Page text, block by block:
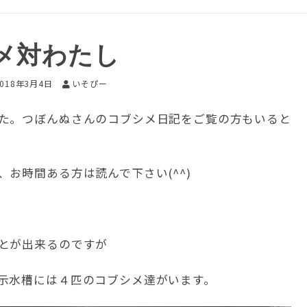
対わたし
年3月4日 いそぴー
。つぼんぬさんのコブシメ日記をご覧の方もいると
お時間ある方は読んで下さい(^^)
が出来るのですが
槽には４匹のコブシメ達がいます。